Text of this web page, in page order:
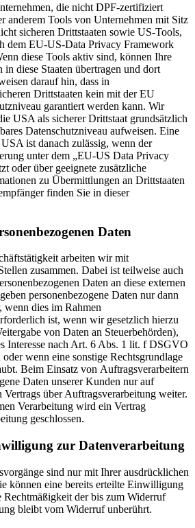
die nicht DPF-zertifiziert
anderem Tools von Unternehmen mit Sitz
sicheren Drittstaaten sowie US-Tools,
dem EU-US-Data Privacy Framework
diese Tools aktiv sind, können Ihre
in diese Staaten übertragen und dort
darauf hin, dass in
Drittstaaten kein mit der EU
garantiert werden kann. Wir
USA als sicherer Drittstaat grundsätzlich
Datenschutzniveau aufweisen. Eine
ist danach zulässig, wenn der
unter dem „EU-US Data Privacy
oder über geeignete zusätzliche
zu Übermittlungen an Drittstaaten
finden Sie in dieser
Daten
arbeiten wir mit
zusammen. Dabei ist teilweise auch
Daten an diese externen
personenbezogene Daten nur dann
wenn dies im Rahmen
ist, wenn wir gesetzlich hierzu
von Daten an Steuerbehörden),
Interesse nach Art. 6 Abs. 1 lit. f DSGVO
wenn eine sonstige Rechtsgrundlage
Beim Einsatz von Auftragsverarbeitern
Daten unserer Kunden nur auf
über Auftragsverarbeitung weiter.
Verarbeitung wird ein Vertrag
geschlossen.
zur Datenverarbeitung
sind nur mit Ihrer ausdrücklichen
können eine bereits erteilte Einwilligung
der bis zum Widerruf
bleibt vom Widerruf unberührt.